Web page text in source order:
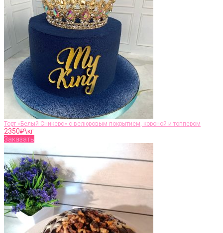
Торт «Белый Сникерс» с велюровым покрытием, короной и топпером
2350₽\кг
Заказать